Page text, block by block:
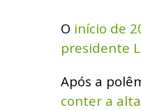
O início de
presidente
Após a
conter a